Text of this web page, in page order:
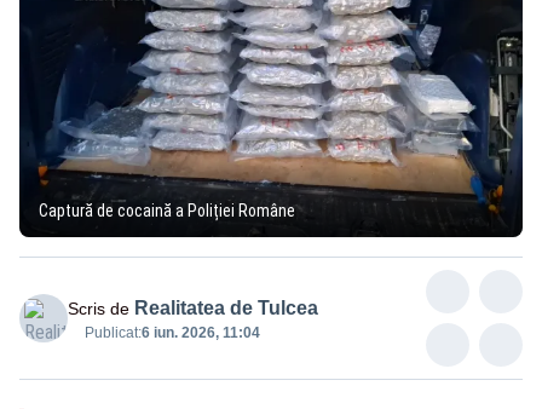
Captură de cocaină a Poliției Române
Scris de Realitatea de Tulcea
Publicat:6 iun. 2026, 11:04